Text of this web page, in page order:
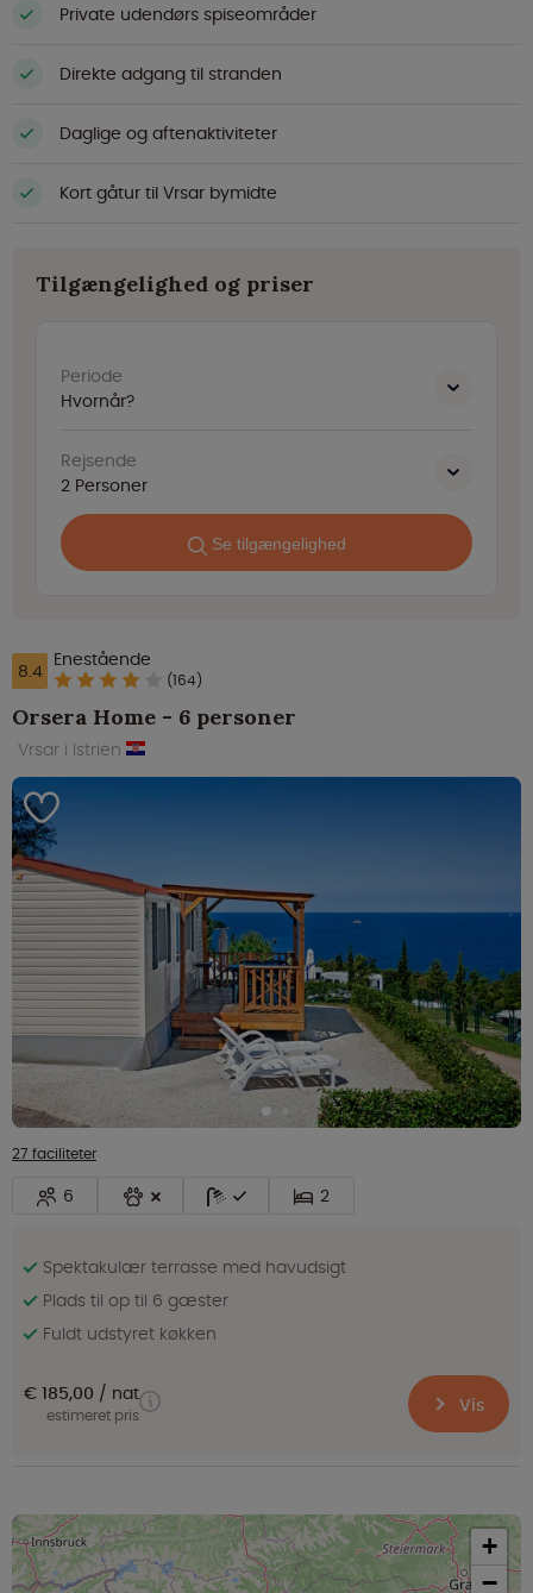
Private udendørs spiseområder
Direkte adgang til stranden
Daglige og aftenaktiviteter
Kort gåtur til Vrsar bymidte
Tilgængelighed og priser
Periode
Hvornår?
Rejsende
2 Personer
Se tilgængelighed
8.4 Enestående
(164)
Orsera Home - 6 personer
Vrsar i Istrien
27 faciliteter
6 2
Spektakulær terrasse med havudsigt
Plads til op til 6 gæster
Fuldt udstyret køkken
€ 185,00 nat
estimeret pris Vis
+
−